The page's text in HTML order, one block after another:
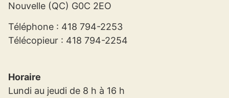
Nouvelle (QC) G0C 2EO
Téléphone : 418 794-2253
Télécopieur : 418 794-2254
Horaire
Lundi au jeudi de 8 h à 16 h